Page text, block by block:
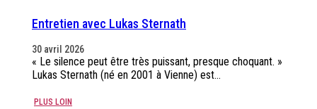
Entretien avec Lukas Sternath
30 avril 2026
« Le silence peut être très puissant, presque choquant. »
Lukas Sternath (né en 2001 à Vienne) est…
PLUS LOIN